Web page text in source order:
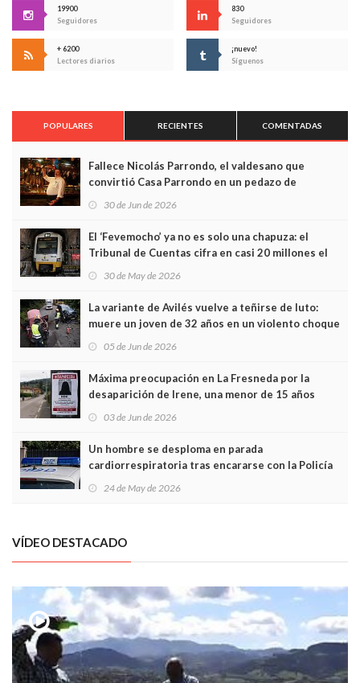
19900
Seguidores
830
Seguidores
+ 6200
Lectores diarios
¡nuevo!
Síguenos
POPULARES RECIENTES COMENTADAS
Fallece Nicolás Parrondo, el valdesano que
convirtió Casa Parrondo en un pedazo de
Asturias en Madrid
30 de Jun de 2026
El ‘Fevemocho’ ya no es solo una chapuza: el
Tribunal de Cuentas cifra en casi 20 millones el
sobrecoste de los trenes que no cabían por los
30 de May de 2026
La variante de Avilés vuelve a teñirse de luto:
muere un joven de 32 años en un violento choque
frontal
05 de Jun de 2026
Máxima preocupación en La Fresneda por la
desaparición de Irene, una menor de 15 años
03 de Jun de 2026
Un hombre se desploma en parada
cardiorrespiratoria tras encararse con la Policía
Local en Luanco
24 de May de 2026
VÍDEO DESTACADO